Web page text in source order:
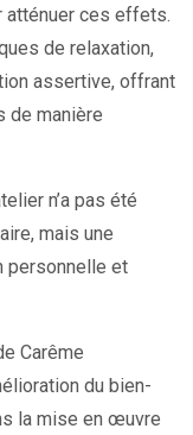
ces effets.
de relaxation,
assertive, offrant
de manière
n’a pas été
mais une
personnelle et
Carême
du bien-
la mise en œuvre